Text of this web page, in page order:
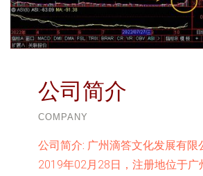
公司简介
COMPANY
公司简介: 广州滴答文化发展有限
2019年02月28日，注册地位于广